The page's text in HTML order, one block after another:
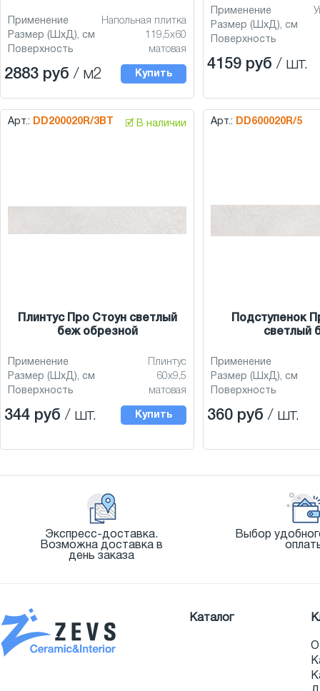
Применение
Напольная плитка
Размер (ШхД), см
119,5x60
Поверхность
матовая
2883 руб / м2 Купить
Применение
Размер (ШхД), см
Поверхность
4159 руб / шт.
Арт.: DD200020R/3BT 🗹 В наличии
Плинтус Про Стоун светлый
беж обрезной
Применение
Плинтус
Размер (ШхД), см
60x9,5
Поверхность
матовая
344 руб / шт. Купить
Арт.: DD600020R/5
Подступенок
светлый
Применение
Размер (ШхД), см
Поверхность
360 руб / шт.
Экспресс-доставка.
Возможна доставка в
день заказа
Выбор
Каталог
О